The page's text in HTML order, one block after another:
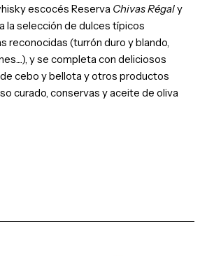
escocés Reserva Chivas Régaly
la selección de dulces típicos
reconocidas (turrón duro y blando,
y se completa con deliciosos
cebo y bellota y otros productos
curado, conservas y aceite de oliva